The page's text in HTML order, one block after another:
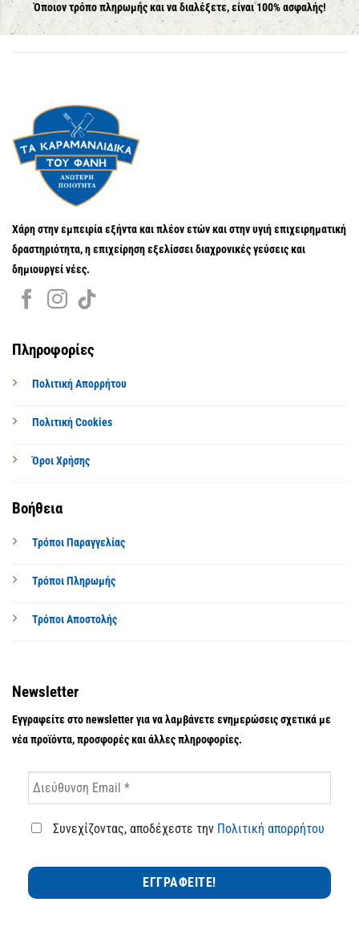
Όποιον τρόπο πληρωμής και να διαλέξετε, είναι 100% ασφαλής!
Χάρη στην εμπειρία εξήντα και πλέον ετών και στην υγιή επιχειρηματική
δραστηριότητα, η επιχείρηση εξελίσσει διαχρονικές γεύσεις και
δημιουργεί νέες.
Πληροφορίες
Πολιτική Απορρήτου
Πολιτική Cookies
Όροι Χρήσης
Βοήθεια
Τρόποι Παραγγελίας
Τρόποι Πληρωμής
Τρόποι Αποστολής
Newsletter
Εγγραφείτε στο newsletter για να λαμβάνετε ενημερώσεις σχετικά με
νέα προϊόντα, προσφορές και άλλες πληροφορίες.
Συνεχίζοντας, αποδέχεστε την Πολιτική απορρήτου